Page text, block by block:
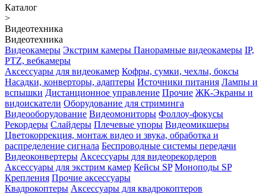
Каталог
>
Видеотехника
Видеотехника
Видеокамеры Экстрим камеры Панорамные видеокамеры IP,
PTZ, вебкамеры
Аксессуары для видеокамер Кофры, сумки, чехлы, боксы
Насадки, конверторы, адаптеры Источники питания Лампы и
вспышки Дистанционное управление Прочие ЖК-Экраны и
видоискатели Оборудование для стриминга
Видеооборудование Видеомониторы Фоллоу-фокусы
Рекордеры Слайдеры Плечевые упоры Видеомикшеры
Цветокоррекция, монтаж видео и звука, обработка и
распределение сигнала Беспроводные системы передачи
Видеоконвертеры Аксессуары для видеорекордеров
Аксессуары для экстрим камер Кейсы SP Моноподы SP
Крепления Прочие аксессуары
Квадрокоптеры Аксессуары для квадрокоптеров